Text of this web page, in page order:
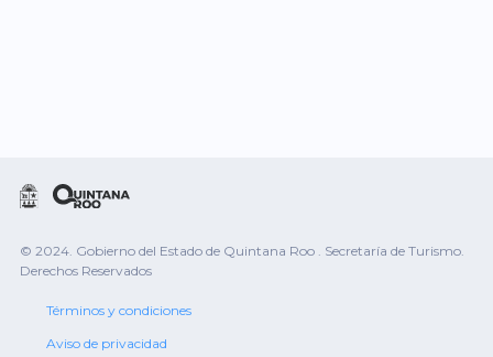
© 2024. Gobierno del Estado de Quintana Roo . Secretaría de Turismo.
Derechos Reservados
Términos y condiciones
Aviso de privacidad